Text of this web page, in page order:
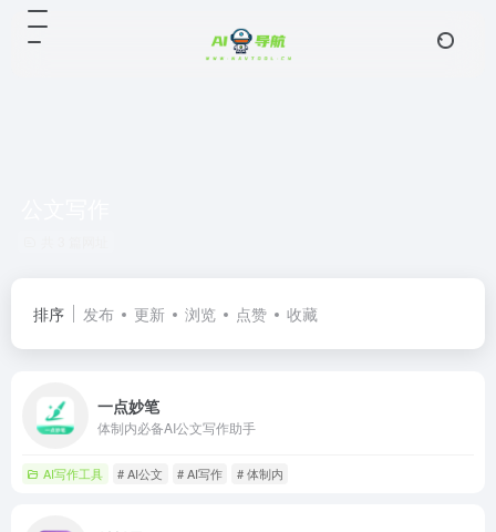
排序 发布 更新 浏览 点赞 收藏
一点妙笔
体制内必备AI公文写作助手
AI写作工具 # AI公文 # AI写作 # 体制内